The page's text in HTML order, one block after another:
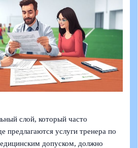
слой, который часто
предлагаются услуги тренера по
допуском, должно